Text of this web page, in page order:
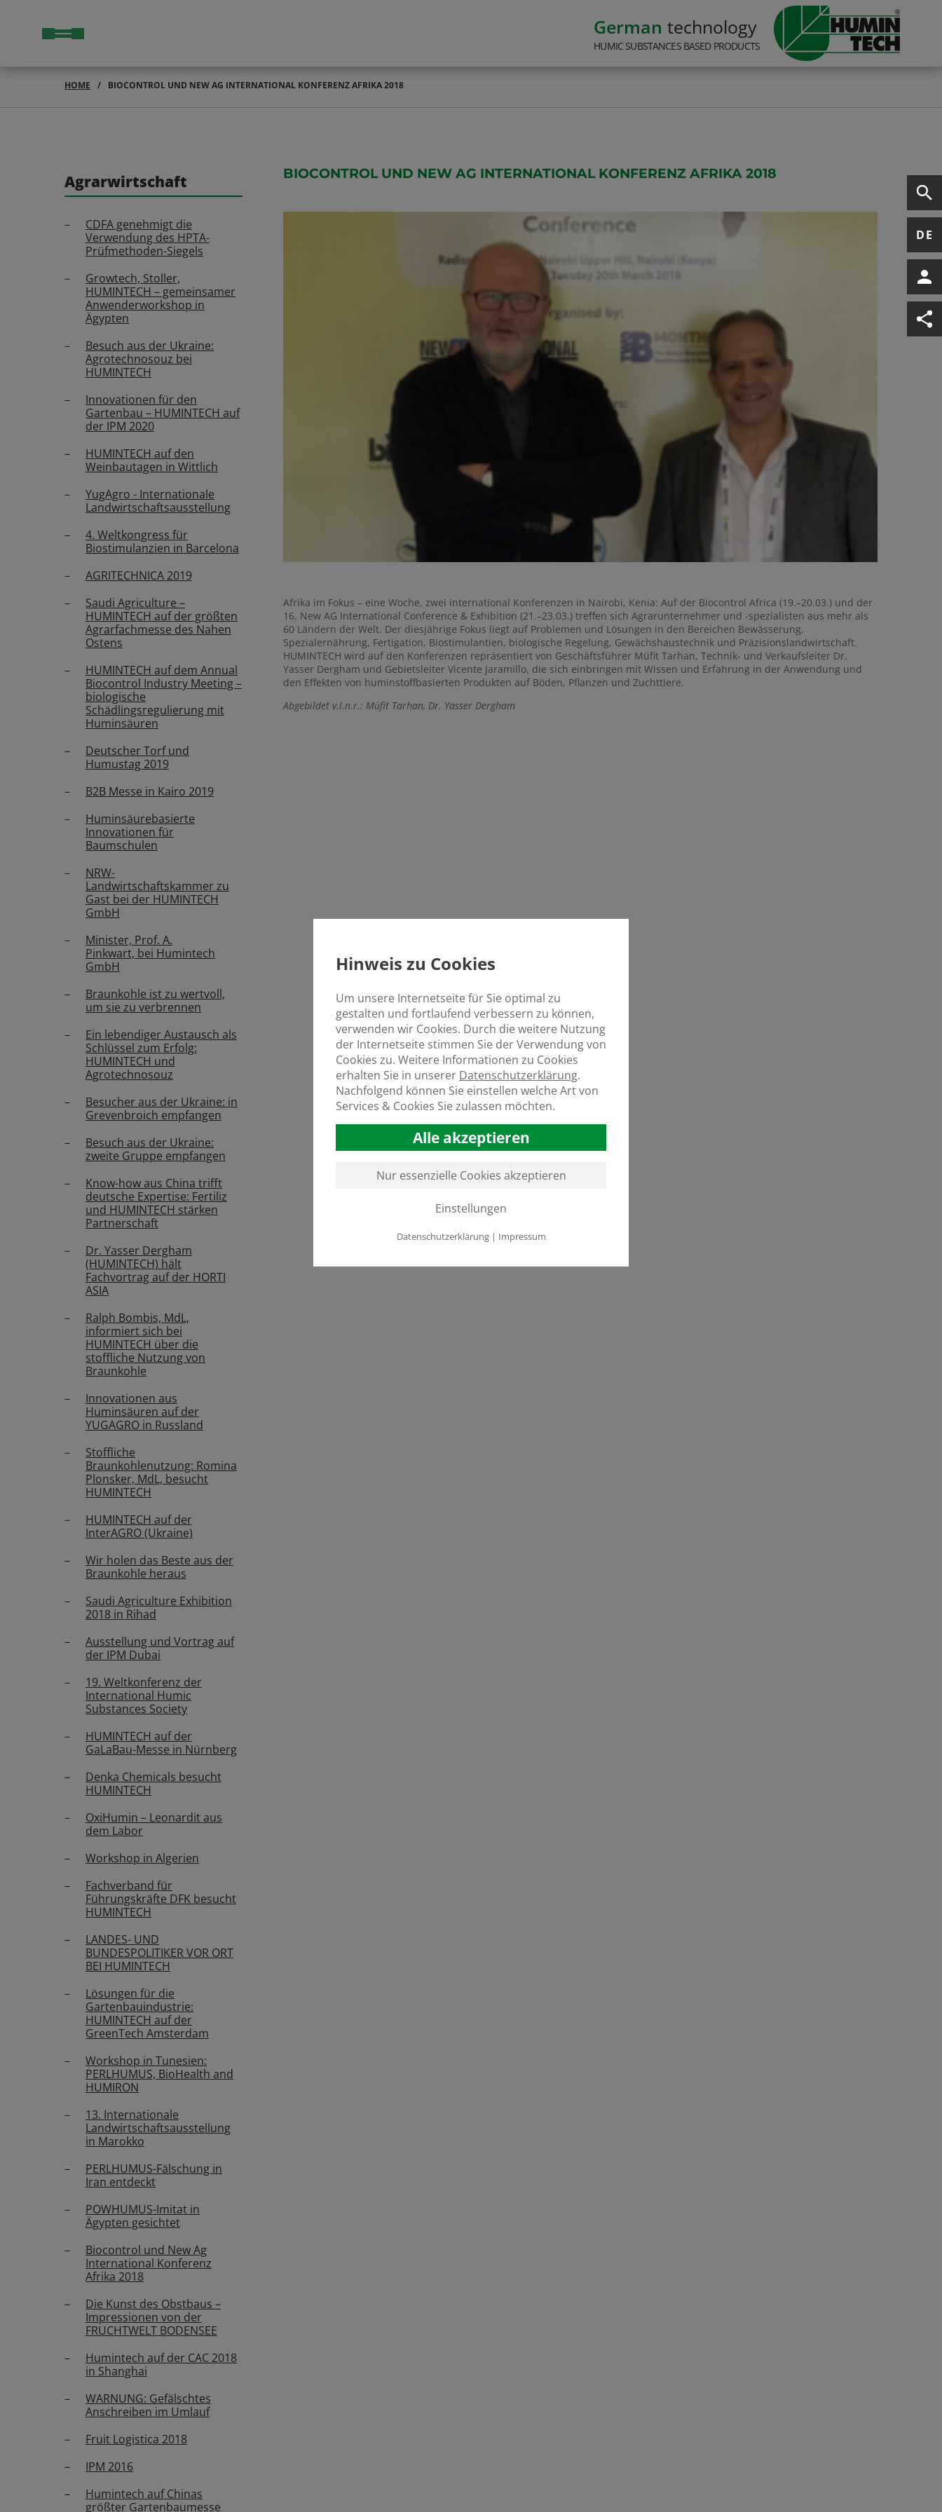
German technology
HUMIC SUBSTANCES BASED PRODUCTS
DE
HOME BIOCONTROL UND NEW AG INTERNATIONAL KONFERENZ AFRIKA 2018
Agrarwirtschaft
CDFA genehmigt die
Verwendung des HPTA-
Prüfmethoden-Siegels
Growtech, Stoller,
HUMINTECH – gemeinsamer
Anwenderworkshop in
Ägypten
Besuch aus der Ukraine:
Agrotechnosouz bei
HUMINTECH
Innovationen für den
Gartenbau – HUMINTECH auf
der IPM 2020
HUMINTECH auf den
Weinbautagen in Wittlich
YugAgro - Internationale
Landwirtschaftsausstellung
4. Weltkongress für
Biostimulanzien in Barcelona
AGRITECHNICA 2019
Saudi Agriculture –
HUMINTECH auf der größten
Agrarfachmesse des Nahen
Ostens
HUMINTECH auf dem Annual
Biocontrol Industry Meeting –
biologische
Schädlingsregulierung mit
Huminsäuren
Deutscher Torf und
Humustag 2019
B2B Messe in Kairo 2019
Huminsäurebasierte
Innovationen für
Baumschulen
NRW-
Landwirtschaftskammer zu
Gast bei der HUMINTECH
GmbH
Minister, Prof. A.
Pinkwart, bei Humintech
GmbH
Braunkohle ist zu wertvoll,
um sie zu verbrennen
Ein lebendiger Austausch als
Schlüssel zum Erfolg:
HUMINTECH und
Agrotechnosouz
Besucher aus der Ukraine: in
Grevenbroich empfangen
Besuch aus der Ukraine:
zweite Gruppe empfangen
Know-how aus China trifft
deutsche Expertise: Fertiliz
und HUMINTECH stärken
Partnerschaft
Dr. Yasser Dergham
(HUMINTECH) hält
Fachvortrag auf der HORTI
ASIA
Ralph Bombis, MdL,
informiert sich bei
HUMINTECH über die
stoffliche Nutzung von
Braunkohle
Innovationen aus
Huminsäuren auf der
YUGAGRO in Russland
Stoffliche
Braunkohlenutzung: Romina
Plonsker, MdL, besucht
HUMINTECH
HUMINTECH auf der
InterAGRO (Ukraine)
Wir holen das Beste aus der
Braunkohle heraus
Saudi Agriculture Exhibition
2018 in Rihad
Ausstellung und Vortrag auf
der IPM Dubai
19. Weltkonferenz der
International Humic
Substances Society
HUMINTECH auf der
GaLaBau-Messe in Nürnberg
Denka Chemicals besucht
HUMINTECH
OxiHumin – Leonardit aus
dem Labor
Workshop in Algerien
Fachverband für
Führungskräfte DFK besucht
HUMINTECH
LANDES- UND
BUNDESPOLITIKER VOR ORT
BEI HUMINTECH
Lösungen für die
Gartenbauindustrie:
HUMINTECH auf der
GreenTech Amsterdam
Workshop in Tunesien:
PERLHUMUS, BioHealth and
HUMIRON
13. Internationale
Landwirtschaftsausstellung
in Marokko
PERLHUMUS-Fälschung in
Iran entdeckt
POWHUMUS-Imitat in
Ägypten gesichtet
Biocontrol und New Ag
International Konferenz
Afrika 2018
Die Kunst des Obstbaus –
Impressionen von der
FRUCHTWELT BODENSEE
Humintech auf der CAC 2018
in Shanghai
WARNUNG: Gefälschtes
Anschreiben im Umlauf
Fruit Logistica 2018
IPM 2016
Humintech auf Chinas
größter Gartenbaumesse
BIOCONTROL UND NEW AG INTERNATIONAL KONFERENZ AFRIKA 2018
Afrika im Fokus – eine Woche, zwei international Konferenzen in Nairobi, Kenia: Auf der Biocontrol Africa (19.–20.03.) und der
16. New AG International Conference & Exhibition (21.–23.03.) treffen sich Agrarunternehmer und -spezialisten aus mehr als
60 Ländern der Welt. Der diesjährige Fokus liegt auf Problemen und Lösungen in den Bereichen Bewässerung,
Spezialernährung, Fertigation, Biostimulantien, biologische Regelung, Gewächshaustechnik und Präzisionslandwirtschaft.
HUMINTECH wird auf den Konferenzen repräsentiert von Geschäftsführer Müfit Tarhan, Technik- und Verkaufsleiter Dr.
Yasser Dergham und Gebietsleiter Vicente Jaramillo, die sich einbringen mit Wissen und Erfahrung in der Anwendung und
den Effekten von huminstoffbasierten Produkten auf Böden, Pflanzen und Zuchttiere.
Abgebildet v.l.n.r.: Müfit Tarhan, Dr. Yasser Dergham
Hinweis zu Cookies
Um unsere Internetseite für Sie optimal zu
gestalten und fortlaufend verbessern zu können,
verwenden wir Cookies. Durch die weitere Nutzung
der Internetseite stimmen Sie der Verwendung von
Cookies zu. Weitere Informationen zu Cookies
erhalten Sie in unserer Datenschutzerklärung.
Nachfolgend können Sie einstellen welche Art von
Services & Cookies Sie zulassen möchten.
Alle akzeptieren
Nur essenzielle Cookies akzeptieren
Einstellungen
Datenschutzerklärung| Impressum